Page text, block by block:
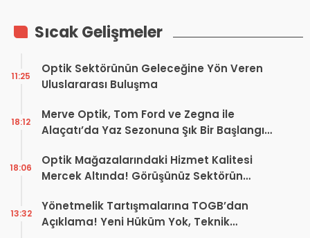
Sıcak Gelişmeler
Optik Sektörünün Geleceğine Yön Veren
Uluslararası Buluşma
11:25
Merve Optik, Tom Ford ve Zegna ile
Alaçatı’da Yaz Sezonuna Şık Bir Başlangıç ​​
18:12
Optik Mağazalarındaki Hizmet Kalitesi
Mercek Altında! Görüşünüz Sektörün
18:06
Yönetmelik Tartışmalarına TOGB’dan
Açıklama! Yeni Hüküm Yok, Teknik
13:32